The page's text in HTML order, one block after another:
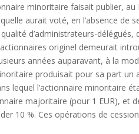
minoritaire faisait publier,
aurait voté, en l’absence
d’administrateurs-
originel demeurait
années auparavant, à la
produisait pour sa part
lequel l’actionnaire minoritaire
majoritaire (pour 1 EUR), et
10 %. Ces opérations de